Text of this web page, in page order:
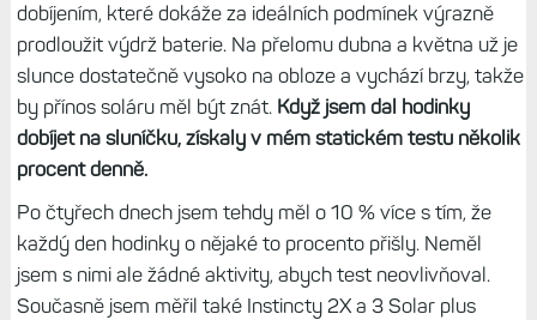
dobíjením, které dokáže za ideálních podmínek výrazně
prodloužit výdrž baterie. Na přelomu dubna a května už je
slunce dostatečně vysoko na obloze a vychází brzy, takže
by přínos soláru měl být znát. Když jsem dal hodinky
dobíjet na sluníčku, získaly v mém statickém testu několik
procent denně.
Po čtyřech dnech jsem tehdy měl o 10 % více s tím, že
každý den hodinky o nějaké to procento přišly. Neměl
jsem s nimi ale žádné aktivity, abych test neovlivňoval.
Současně jsem měřil také Instincty 2X a 3 Solar plus